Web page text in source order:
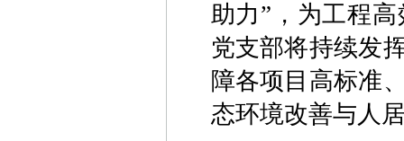
助力”，为工程
党支部将持续发
障各项目高标准
态环境改善与人